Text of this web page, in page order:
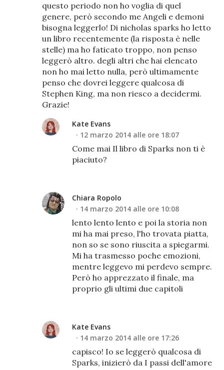
questo periodo non ho voglia di quel
genere, però secondo me Angeli e demoni
bisogna leggerlo! Di nicholas sparks ho letto
un libro recentemente (la risposta è nelle
stelle) ma ho faticato troppo, non penso
leggerò altro. degli altri che hai elencato
non ho mai letto nulla, però ultimamente
penso che dovrei leggere qualcosa di
Stephen King, ma non riesco a decidermi.
Grazie!
Kate Evans
12 marzo 2014 alle ore 18:07
Come mai Il libro di Sparks non ti è
piaciuto?
Chiara Ropolo
14 marzo 2014 alle ore 10:08
lento lento lento e poi la storia non
mi ha mai preso, l'ho trovata piatta,
non so se sono riuscita a spiegarmi.
Mi ha trasmesso poche emozioni,
mentre leggevo mi perdevo sempre.
Però ho apprezzato il finale, ma
proprio gli ultimi due capitoli
Kate Evans
14 marzo 2014 alle ore 17:26
capisco! Io se leggerò qualcosa di
Sparks, inizierò da I passi dell'amore